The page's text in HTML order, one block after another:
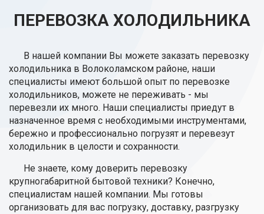
ПЕРЕВОЗКА ХОЛОДИЛЬНИКА
В нашей компании Вы можете заказать перевозку
холодильника в Волоколамском районе, наши
специалисты имеют большой опыт по перевозке
холодильников, можете не переживать - мы
перевезли их много. Наши специалисты приедут в
назначенное время с необходимыми инструментами,
бережно и профессионально погрузят и перевезут
холодильник в целости и сохранности.
Не знаете, кому доверить перевозку
крупногабаритной бытовой техники? Конечно,
специалистам нашей компании. Мы готовы
организовать для вас погрузку, доставку, разгрузку